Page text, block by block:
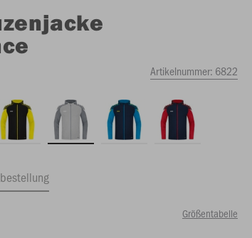
Artikelnummer: 6822
Größentabelle